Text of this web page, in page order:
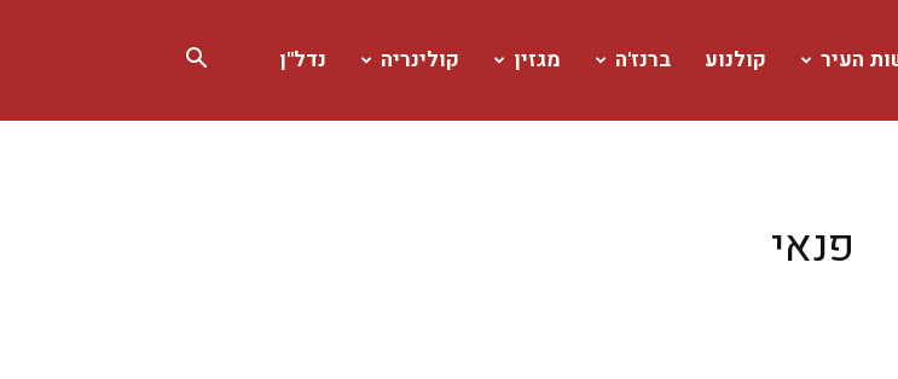
העיר קולנוע ברנז'ה מגזין קולינריה נדל"ן
פנאי